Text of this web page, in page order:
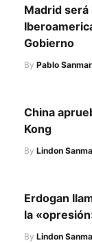
Madrid será
Gobierno
By Pablo
China
Kong
By Lindon
Erdogan
la
By Lindon